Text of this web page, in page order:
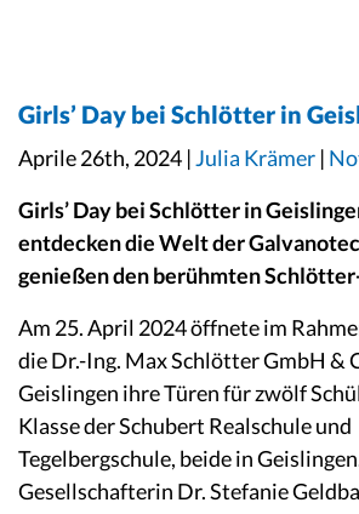
Girls’ Day bei Schlötter in
Aprile 26th, 2024 |Julia Krämer |
Girls’ Day beiSchlötterin
entdecken die Welt der
genießen den berühmtenSchlötter
Am 25. April 2024 öffnete im
die Dr.-Ing. Max Schlötter GmbH &
Geislingen ihre Türen für zwölf
Klasse der Schubert Realschule und
Tegelbergschule, beide in
Gesellschafterin Dr. Stefanie